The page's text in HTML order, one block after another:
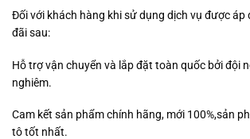
Đối với khách hàng khi sử dụng dịch vụ được áp
đãi sau:
Hỗ trợ vận chuyển và lắp đặt toàn quốc bởi đội
nghiêm.
Cam kết sản phẩm chính hãng, mới 100%,sản
tô tốt nhất.